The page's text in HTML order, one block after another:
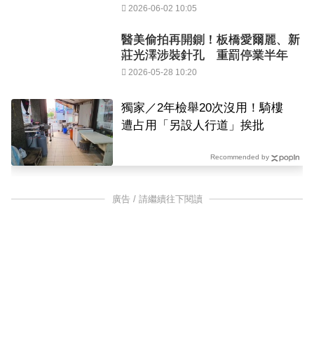
2026-06-02 10:05
醫美偷拍再開鍘！板橋愛爾麗、新
莊光澤涉裝針孔 重罰停業半年
2026-05-28 10:20
獨家／2年檢舉20次沒用！騎樓
遭占用「另設人行道」挨批
Recommended by
廣告 / 請繼續往下閱讀